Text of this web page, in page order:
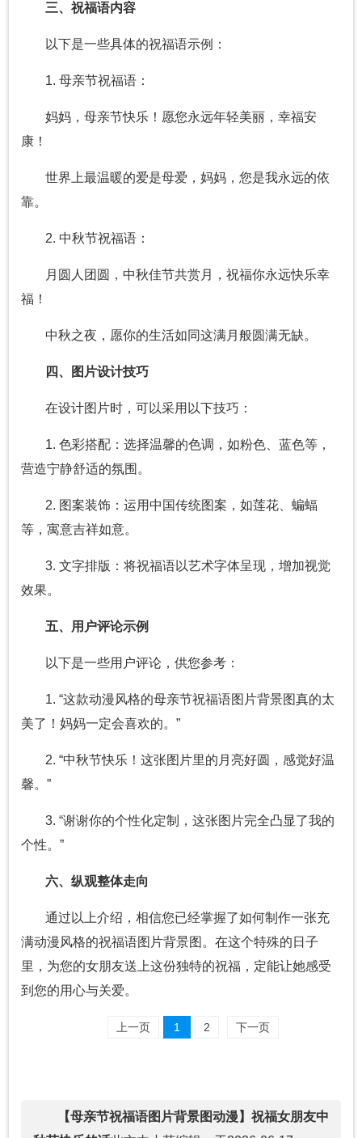
三、祝福语内容
以下是一些具体的祝福语示例：
1. 母亲节祝福语：
妈妈，母亲节快乐！愿您永远年轻美丽，幸福安
康！
世界上最温暖的爱是母爱，妈妈，您是我永远的依
靠。
2. 中秋节祝福语：
月圆人团圆，中秋佳节共赏月，祝福你永远快乐幸
福！
中秋之夜，愿你的生活如同这满月般圆满无缺。
四、图片设计技巧
在设计图片时，可以采用以下技巧：
1. 色彩搭配：选择温馨的色调，如粉色、蓝色等，
营造宁静舒适的氛围。
2. 图案装饰：运用中国传统图案，如莲花、蝙蝠
等，寓意吉祥如意。
3. 文字排版：将祝福语以艺术字体呈现，增加视觉
效果。
五、用户评论示例
以下是一些用户评论，供您参考：
1. “这款动漫风格的母亲节祝福语图片背景图真的太
美了！妈妈一定会喜欢的。”
2. “中秋节快乐！这张图片里的月亮好圆，感觉好温
馨。”
3. “谢谢你的个性化定制，这张图片完全凸显了我的
个性。”
六、纵观整体走向
通过以上介绍，相信您已经掌握了如何制作一张充
满动漫风格的祝福语图片背景图。在这个特殊的日子
里，为您的女朋友送上这份独特的祝福，定能让她感受
到您的用心与关爱。
上一页 1 2 下一页
【母亲节祝福语图片背景图动漫】祝福女朋友中